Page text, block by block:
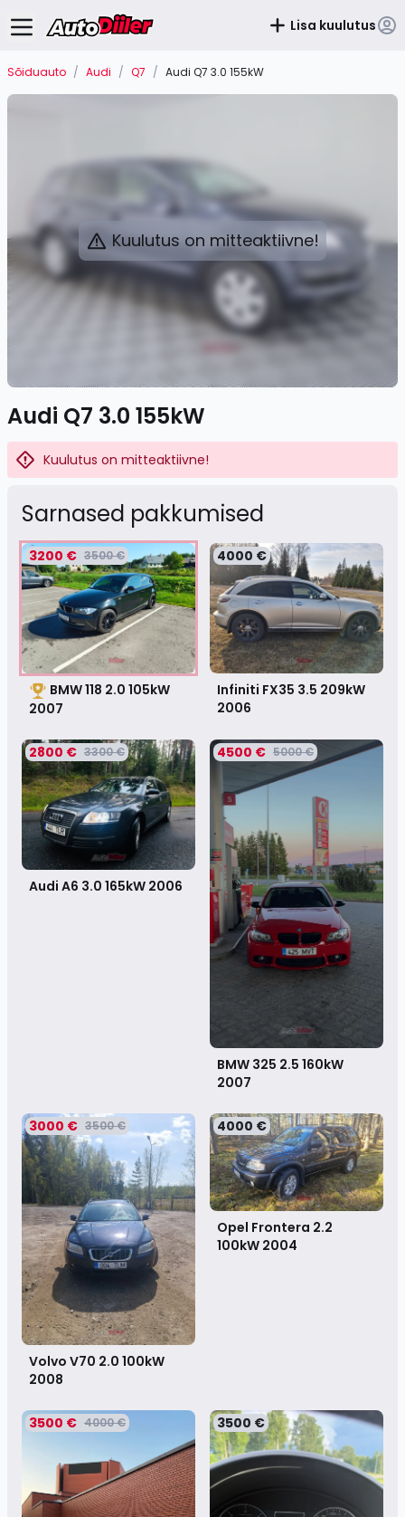
Lisa kuulutus
Sõiduauto / Audi / Q7 / Audi Q7 3.0 155kW
Kuulutus on mitteaktiivne!
Audi Q7 3.0 155kW
Kuulutus on mitteaktiivne!
Sarnased pakkumised
3200 € 3500 €
BMW 118 2.0 105kW
2007
4000 €
Infiniti FX35 3.5 209kW
2006
2800 € 3300 €
Audi A6 3.0 165kW 2006
4500 € 5000 €
BMW 325 2.5 160kW
2007
3000 € 3500 €
Volvo V70 2.0 100kW
2008
4000 €
Opel Frontera 2.2
100kW 2004
3500 € 4000 € 3500 €